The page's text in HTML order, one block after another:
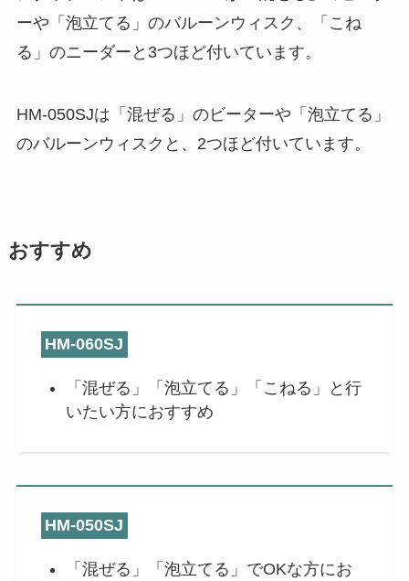
ーや「泡立てる」のバルーンウィスク、「こね
る」のニーダーと3つほど付いています。
HM-050SJは「混ぜる」のビーターや「泡立てる」
のバルーンウィスクと、2つほど付いています。
おすすめ
HM-060SJ
「混ぜる」「泡立てる」「こねる」と行
いたい方におすすめ
HM-050SJ
「混ぜる」「泡立てる」でOKな方にお